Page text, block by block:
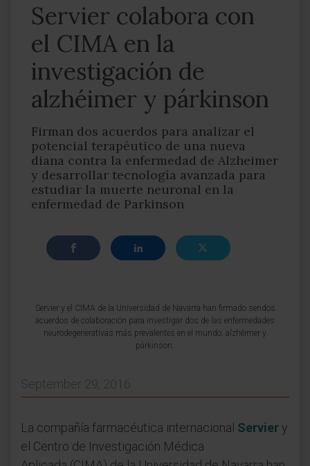
Servier colabora con
el CIMA en la
investigación de
alzhéimer y párkinson
Firman dos acuerdos para analizar el
potencial terapéutico de una nueva
diana contra la enfermedad de Alzheimer
y desarrollar tecnología avanzada para
estudiar la muerte neuronal en la
enfermedad de Parkinson
Servier y el CIMA de la Universidad de Navarra han firmado sendos
acuerdos de colaboración para investigar dos de las enfermedades
neurodegenerativas más prevalentes en el mundo: alzhéimer y
párkinson.
September 29, 2016
La compañía farmacéutica internacional Serviery
el Centro de Investigación Médica